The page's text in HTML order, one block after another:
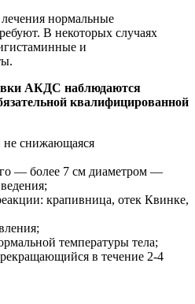
нормальные
В некоторых случаях
и
АКДС наблюдаются
квалифицированной
не снижающаяся
— более 7 см диаметром —
крапивница, отек Квинке,
температуры тела;
в течение 2-4